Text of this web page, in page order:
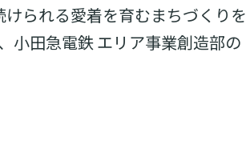
られる愛着を育むまちづくりを
小田急電鉄 エリア事業創造部の